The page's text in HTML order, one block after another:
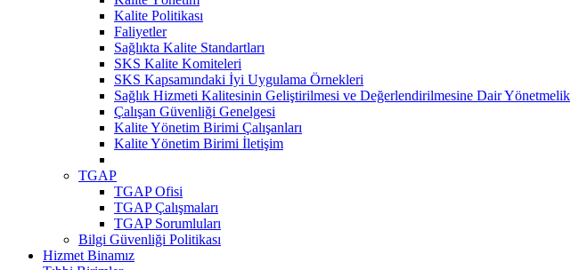
Kalite Politikası
Faliyetler
Sağlıkta Kalite Standartları
SKS Kalite Komiteleri
SKS Kapsamındaki İyi Uygulama Örnekleri
Sağlık Hizmeti Kalitesinin Geliştirilmesi ve Değerlendirilmesine Dair Yönetmelik
Çalışan Güvenliği Genelgesi
Kalite Yönetim Birimi Çalışanları
Kalite Yönetim Birimi İletişim
TGAP
TGAP Ofisi
TGAP Çalışmaları
TGAP Sorumluları
Bilgi Güvenliği Politikası
Hizmet Binamız